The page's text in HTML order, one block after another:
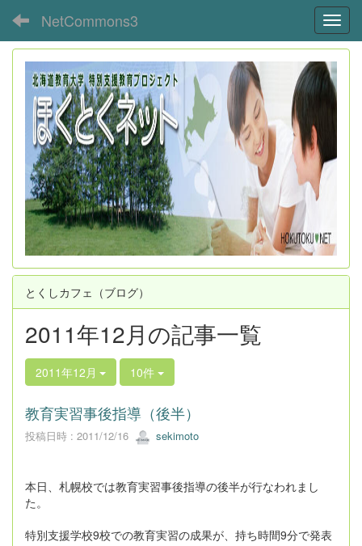
NetCommons3
とくしカフェ（ブログ）
2011年12月の記事一覧
2011年12月 10件
教育実習事後指導（後半）
投稿日時 : 2011/12/16 sekimoto
本日、札幌校では教育実習事後指導の後半が行なわれまし
た。
特別支援学校9校での教育実習の成果が、持ち時間9分で発表